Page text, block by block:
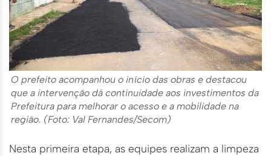
O prefeito acompanhou o início das obras e destacou
que a intervenção dá continuidade aos investimentos da
Prefeitura para melhorar o acesso e a mobilidade na
região. (Foto: Val Fernandes/Secom)
Nesta primeira etapa, as equipes realizam a limpeza